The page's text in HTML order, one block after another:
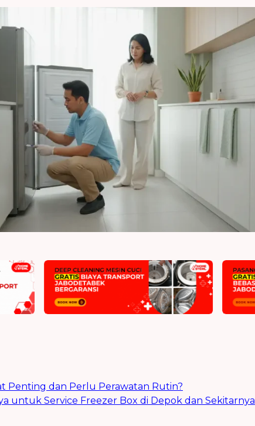
Penting dan Perlu Perawatan Rutin?
untuk Service Freezer Box di Depok dan Sekitarnya